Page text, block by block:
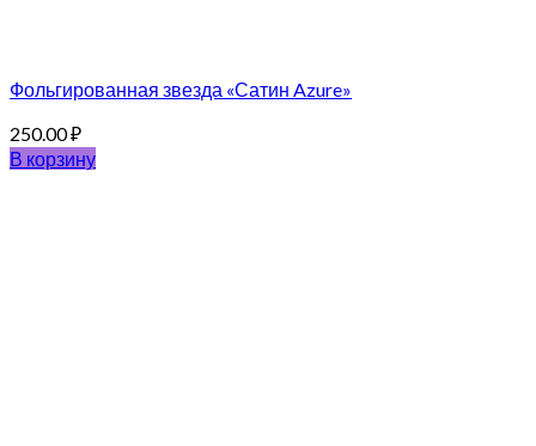
Фольгированная звезда «Сатин Azure»
250.00₽
В корзину